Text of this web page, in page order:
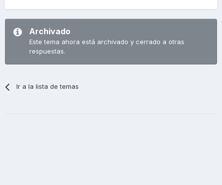
Archivado
Este tema ahora está archivado y cerrado a otras
respuestas.
Ir a la lista de temas